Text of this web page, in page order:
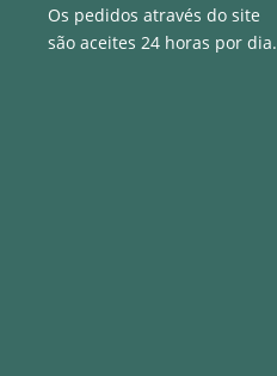
Os pedidos através do site
são aceites 24 horas por dia.